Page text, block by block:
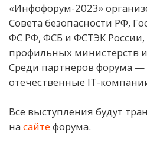
«Инфофорум-2023»
Совета безопасности РФ,
ФС РФ, ФСБ и ФСТЭК России,
профильных министерств
Среди партнеров форума
отечественные IT-
Все выступления будут
на сайтефорума.